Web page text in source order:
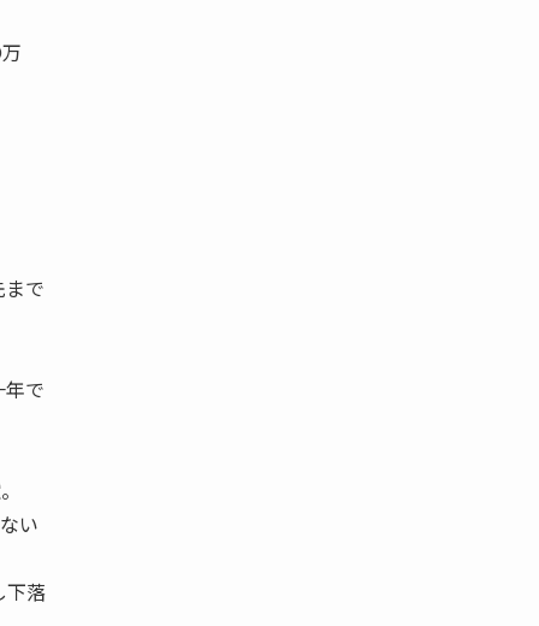
で
で
い
落